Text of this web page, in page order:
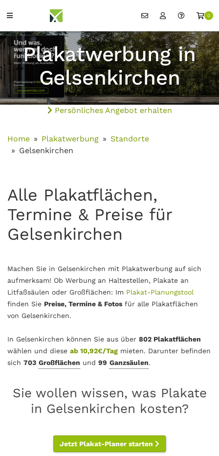
0
Plakatwerbung in
Gelsenkirchen
Persönliches Angebot erhalten
Home Plakatwerbung
Standorte
Gelsenkirchen
Alle Plakatflächen,
Termine & Preise für
Gelsenkirchen
Machen Sie in Gelsenkirchen mit Plakatwerbung auf sich
aufmerksam! Ob Werbung an Haltestellen, Plakate an
Litfaßsäulen oder Großflächen: Im Plakat-Planungstool
finden Sie Preise, Termine & Fotos für alle Plakatflächen
von Gelsenkirchen.
In Gelsenkirchen können Sie aus über 802 Plakatflächen
wählen und diese ab 10,92€/Tag mieten. Darunter befinden
sich 703 Großflächen und 99 Ganzsäulen.
Sie wollen wissen, was Plakate
in Gelsenkirchen kosten?
Jetzt Plakat-Planer starten